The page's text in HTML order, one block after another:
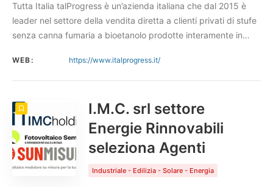
Tutta Italia talProgress è un’azienda italiana che dal 2015 è
leader nel settore della vendita diretta a clienti privati di stufe
senza canna fumaria a bioetanolo prodotte interamente in…
WEB: https://www.italprogress.it/
I.M.C. srl settore
Energie Rinnovabili
seleziona Agenti
Industriale - Edilizia - Solare - Energia